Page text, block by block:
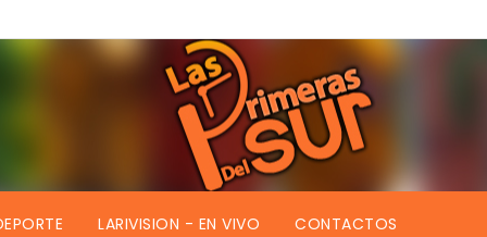
LARIVISION - EN VIVO CONTACTOS